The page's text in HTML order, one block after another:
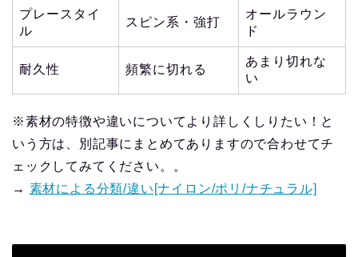
プレースタイ
ル
スピン系・強打
オールラウン
ド
耐久性 頻繁に切れる
あまり切れな
い
※素材の特徴や違いについてより詳しくしりたい！と
いう方は、別記事にまとめてありますので合わせてチ
ェックしてみてください。。
→ 素材による分類/違い[ナイロン/ポリ/ナチュラル]